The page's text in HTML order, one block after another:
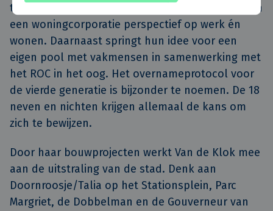
thuislozen van Stichting Dagloon met behulp van
een woningcorporatie perspectief op werk én
wonen. Daarnaast springt hun idee voor een
eigen pool met vakmensen in samenwerking met
het ROC in het oog. Het overnameprotocol voor
de vierde generatie is bijzonder te noemen. De 18
neven en nichten krijgen allemaal de kans om
zich te bewijzen.
Door haar bouwprojecten werkt Van de Klok mee
aan de uitstraling van de stad. Denk aan
Doornroosje/Talia op het Stationsplein, Parc
Margriet, de Dobbelman en de Gouverneur van